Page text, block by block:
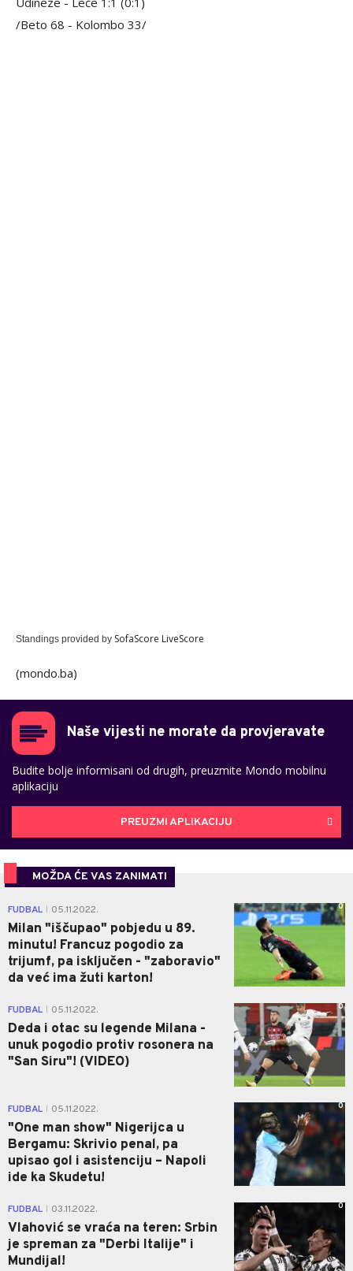
/Beto 68 - Kolombo 33/
Standings provided by SofaScore LiveScore
(mondo.ba)
Naše vijesti ne morate da provjeravate
Budite bolje informisani od drugih, preuzmite Mondo mobilnu
aplikaciju
PREUZMI APLIKACIJU
MOŽDA ĆE VAS ZANIMATI
FUDBAL 05.11.2022.
Milan "iščupao" pobjedu u 89.
minutu! Francuz pogodio za
trijumf, pa isključen - "zaboravio"
da već ima žuti karton!
0
FUDBAL 05.11.2022.
Deda i otac su legende Milana -
unuk pogodio protiv rosonera na
"San Siru"! (VIDEO)
0
FUDBAL 05.11.2022.
"One man show" Nigerijca u
Bergamu: Skrivio penal, pa
upisao gol i asistenciju – Napoli
ide ka Skudetu!
0
FUDBAL 03.11.2022.
Vlahović se vraća na teren: Srbin
je spreman za "Derbi Italije" i
Mundijal!
0